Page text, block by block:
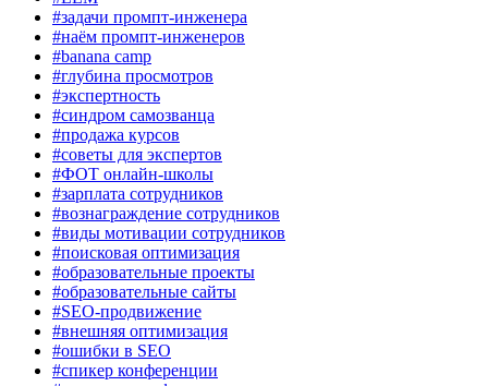
#задачи промпт-инженера
#наём промпт-инженеров
#banana camp
#глубина просмотров
#экспертность
#синдром самозванца
#продажа курсов
#советы для экспертов
#ФОТ онлайн-школы
#зарплата сотрудников
#вознаграждение сотрудников
#виды мотивации сотрудников
#поисковая оптимизация
#образовательные проекты
#образовательные сайты
#SEO-продвижение
#внешняя оптимизация
#ошибки в SEO
#спикер конференции